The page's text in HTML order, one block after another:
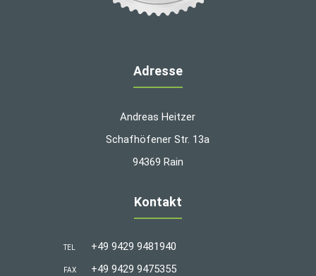
Adresse
Andreas Heitzer
Schafhöfener Str. 13a
94369 Rain
Kontakt
TEL +49 9429 9481940
FAX +49 9429 9475355